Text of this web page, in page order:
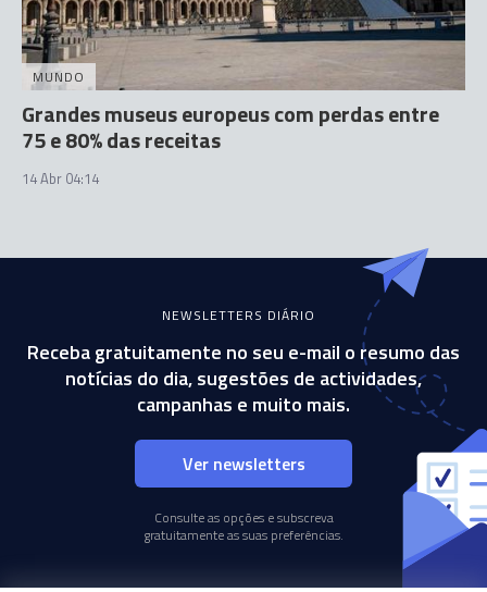
MUNDO
Grandes museus europeus com perdas entre
75 e 80% das receitas
14 Abr 04:14
NEWSLETTERS DIÁRIO
Receba gratuitamente no seu e-mail o resumo das
notícias do dia, sugestões de actividades,
campanhas e muito mais.
Ver newsletters
Consulte as opções e subscreva
gratuitamente as suas preferências.